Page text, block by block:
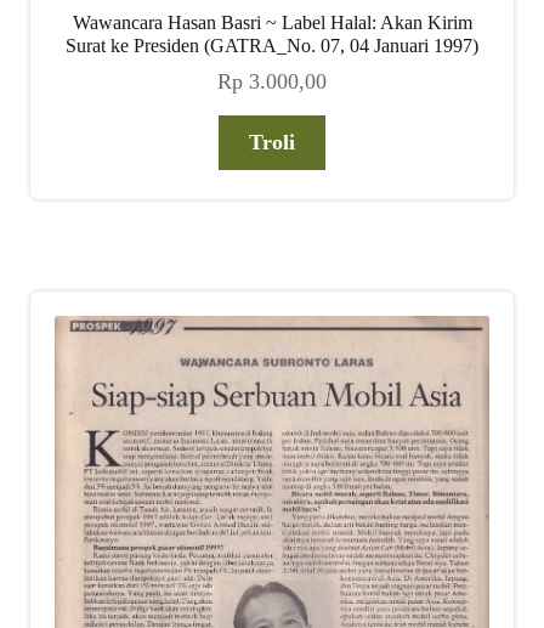
Wawancara Hasan Basri ~ Label Halal: Akan Kirim
Surat ke Presiden (GATRA_No. 07, 04 Januari 1997)
Rp 3.000,00
Troli